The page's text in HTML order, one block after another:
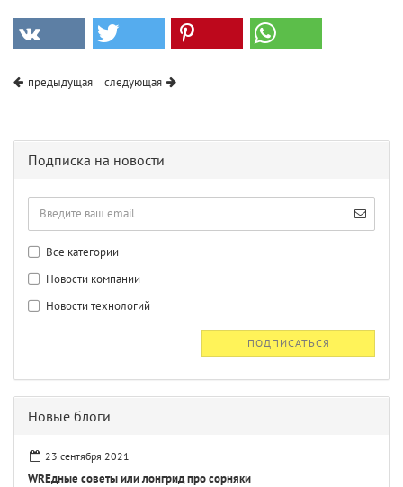
предыдущая следующая
Подписка на новости
Все категории
Новости компании
Новости технологий
ПОДПИСАТЬСЯ
Новые блоги
23 сентября 2021
WREдные советы или лонгрид про сорняки